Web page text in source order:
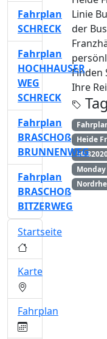
Linie
der
Finden
Ihre
Heide
Fahrplan
SCHRECK
Fahrplan
HOCHHAUSER
WEG
SCHRECK
Fahrplan
BRASCHOß
BRUNNENWEG
Fahrplan
BRASCHOß
BITZERWEG
Startseite
Karte
Fahrplan